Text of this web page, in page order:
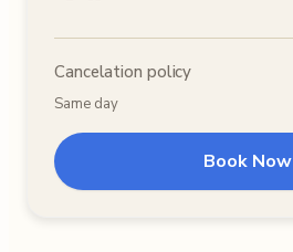
Cancelation policy
Same day
Book Now